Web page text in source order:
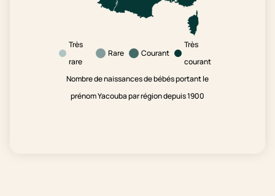
Très
rare
Rare Courant
Très
courant
Nombre de naissances de bébés portant le
prénom Yacouba par région depuis 1900